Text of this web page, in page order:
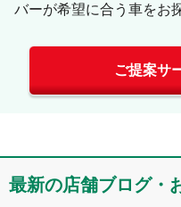
バーが希望に合う車をお
ご提案サ
最新の店舗ブログ・